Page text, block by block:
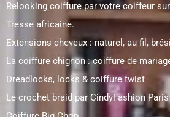
Relooking coiffure par votre coiffeur
Tresse africaine.
Extensions cheveux : naturel, au fil,
La coiffure chignon : coiffure de
Dreadlocks, locks & coiffure twist
Le crochet braid par CindyFashion Paris